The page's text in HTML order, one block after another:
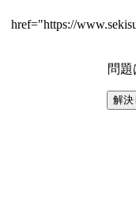
href="https://
問
解決